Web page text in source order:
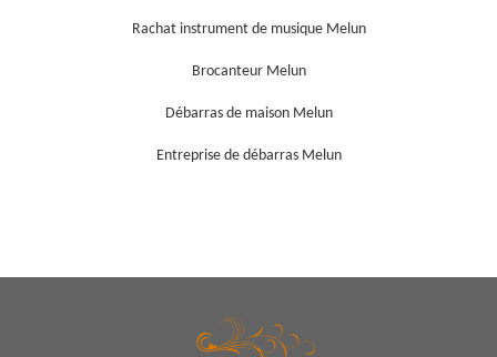
Rachat instrument de musique Melun
Brocanteur Melun
Débarras de maison Melun
Entreprise de débarras Melun